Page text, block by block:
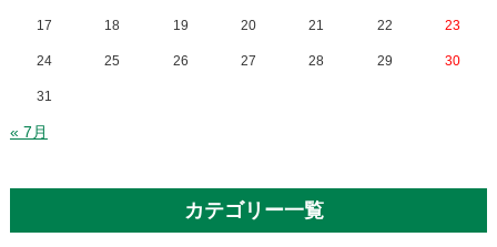
17 18 19 20 21 22 23
24 25 26 27 28 29 30
31
« 7月
カテゴリー一覧